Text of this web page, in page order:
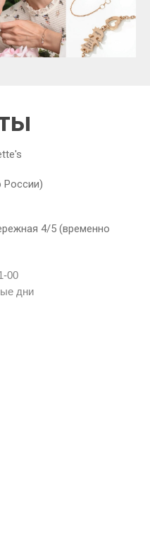
00
дни
России)
4/5 (временно